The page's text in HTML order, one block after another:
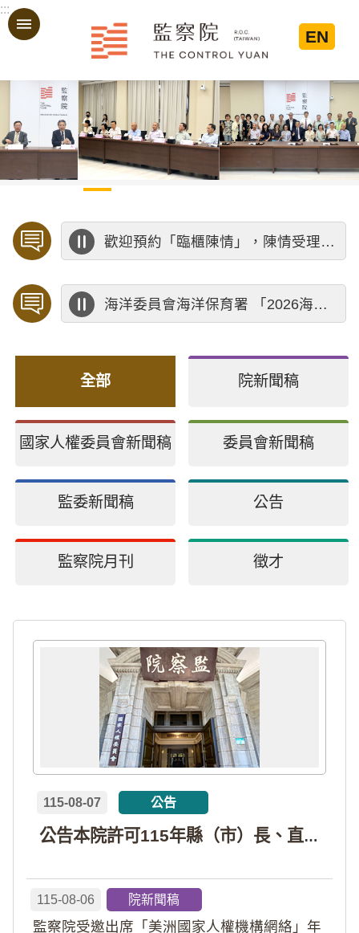
跳到主要內容區塊
:::
EN
歡迎預約「臨櫃陳情」，陳情受理中心將優先排定人員與您接談，釐清案情爭點後收案處理，以節省您的寶貴時間。
海洋委員會海洋保育署 「2026海洋保育創意短影音競賽」活動
全部 院新聞稿
國家人權委員會新聞稿 委員會新聞稿
監委新聞稿 公告
監察院月刊 徵才
公告本院許可115年縣（市）長、直轄市議員、縣（市）議員擬參選人開立政治獻金專戶共計4戶。各專戶得收受政治獻金期間為自專戶許可設立日起至115年11月27日止，專戶名冊詳如附件。
115-08-07 公告
115-08-06 院新聞稿
監察院受邀出席「美洲國家人權機構網絡」年